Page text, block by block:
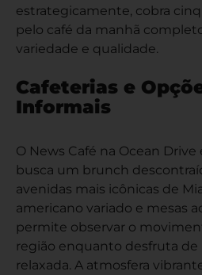
estrategicamente, cobra
pelo café da manhã
variedade e qualidade.
Cafeterias e
Informais
O News Café na Ocean
busca um brunch
avenidas mais icônicas de
americano variado e mesas
permite observar o
região enquanto desfruta de
relaxada. A atmosfera